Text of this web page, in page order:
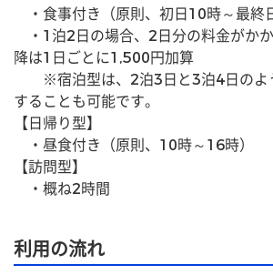
・食事付き（原則、初日10時～最終
・1泊2日の場合、2日分の料金がか
降は1日ごとに1,500円加算
※宿泊型は、2泊3日と3泊4日のよ
することも可能です。
【日帰り型】
・昼食付き（原則、10時～16時）
【訪問型】
・概ね2時間
利用の流れ